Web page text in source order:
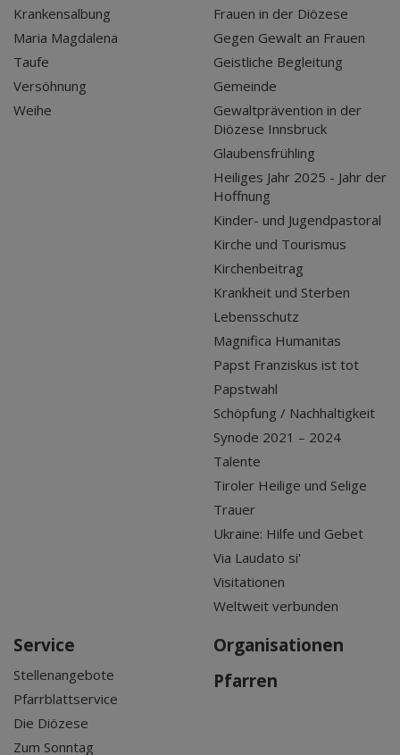
Krankensalbung
Maria Magdalena
Taufe
Versöhnung
Weihe
Frauen in der Diözese
Gegen Gewalt an Frauen
Geistliche Begleitung
Gemeinde
Gewaltprävention in der
Diözese Innsbruck
Glaubensfrühling
Heiliges Jahr 2025 - Jahr der
Hoffnung
Kinder- und Jugendpastoral
Kirche und Tourismus
Kirchenbeitrag
Krankheit und Sterben
Lebensschutz
Magnifica Humanitas
Papst Franziskus ist tot
Papstwahl
Schöpfung / Nachhaltigkeit
Synode 2021 – 2024
Talente
Tiroler Heilige und Selige
Trauer
Ukraine: Hilfe und Gebet
Via Laudato si'
Visitationen
Weltweit verbunden
Service
Stellenangebote
Pfarrblattservice
Die Diözese
Zum Sonntag
Organisationen
Pfarren